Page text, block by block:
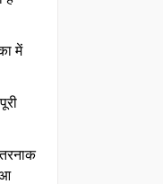
में